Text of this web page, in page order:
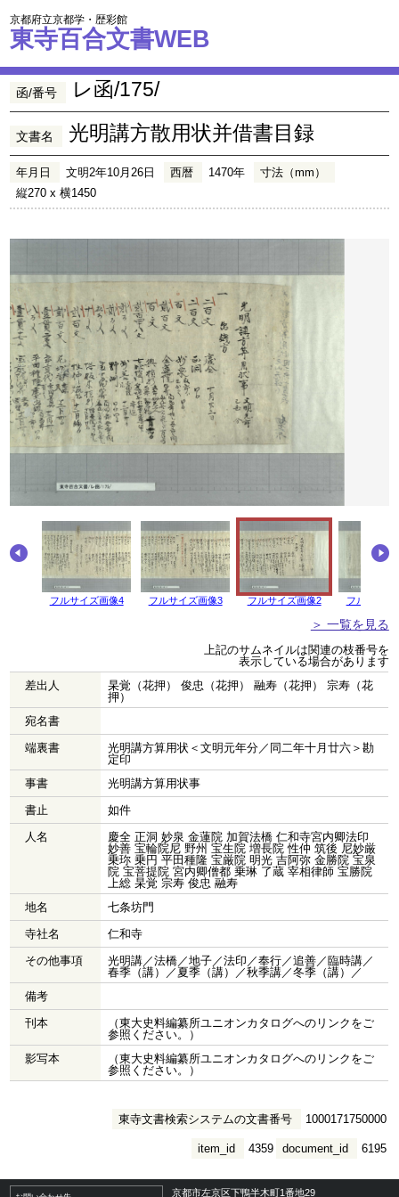
京都府立京都学・歴彩館
東寺百合文書WEB
函/番号 レ函/175/
文書名 光明講方散用状并借書目録
年月日 文明2年10月26日 西暦 1470年
寸法（mm）
縦270 x 横1450
フルサイズ画像4 フルサイズ画像3 フルサイズ画像2 フルサイズ
＞ 一覧を見る
上記のサムネイルは関連の枝番号を
表示している場合があります
差出人
杲覚（花押） 俊忠（花押） 融寿（花押） 宗寿（花
押）
宛名書
端裏書
光明講方算用状＜文明元年分／同二年十月廿六＞勘
定印
事書
光明講方算用状事
書止
如件
人名
慶全 正洞 妙泉 金蓮院 加賀法橋 仁和寺宮内卿法印
妙善 宝輪院尼 野州 宝生院 増長院 性仲 筑後 尼妙厳
乗珎 乗円 平田種隆 宝厳院 明光 吉阿弥 金勝院 宝泉
院 宝菩提院 宮内卿僧都 乗琳 了蔵 宰相律師 宝勝院
上総 杲覚 宗寿 俊忠 融寿
地名
七条坊門
寺社名
仁和寺
その他事項
光明講／法橋／地子／法印／奉行／追善／臨時講／
春季（講）／夏季（講）／秋季講／冬季（講）／
備考
刊本
（東大史料編纂所ユニオンカタログへのリンクをご
参照ください。）
影写本
（東大史料編纂所ユニオンカタログへのリンクをご
参照ください。）
東寺文書検索システムの文書番号 1000171750000
document_id 6195
item_id 4359
京都市左京区下鴨半木町1番地29